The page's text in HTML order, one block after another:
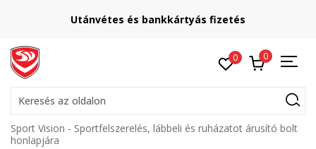
Utánvétes és bankkártyás fizetés
0 0
Keresés az oldalon
Sport Vision - Sportfelszerelés, lábbeli és ruházatot árusító bolt
honlapjára